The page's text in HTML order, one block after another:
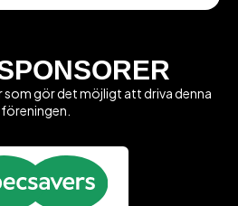
som gör det möjligt att driva denna
föreningen.